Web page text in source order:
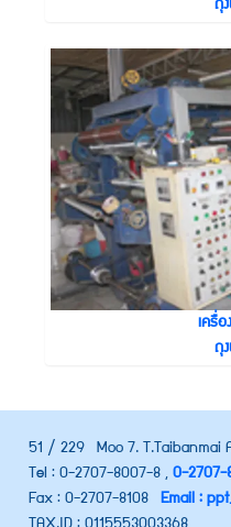
ถุ
เครื่
ถุ
51 / 229 Moo 7. T.Taibanmai
Tel : 0-2707-8007-8 , 0-2707-
Fax : 0-2707-8108
Email :